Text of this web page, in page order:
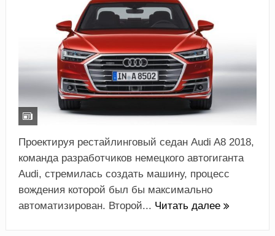
Проектируя рестайлинговый седан Audi A8 2018,
команда разработчиков немецкого автогиганта
Audi, стремилась создать машину, процесс
вождения которой был бы максимально
автоматизирован. Второй... Читать далее